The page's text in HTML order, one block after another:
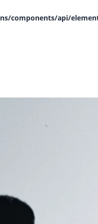
components/api/